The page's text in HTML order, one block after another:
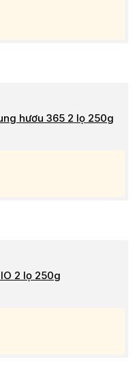
hươu 365 2 lọ 250g
2 lọ 250g